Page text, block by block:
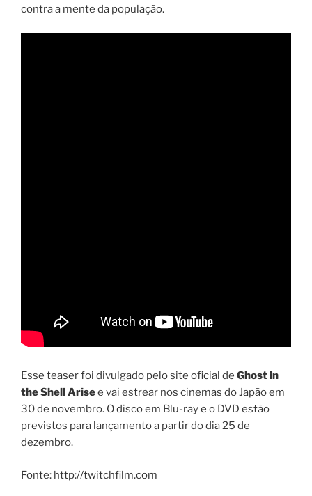
contra a mente da população.
Esse teaser foi divulgado pelo site oficial de Ghost in
the Shell Arisee vai estrear nos cinemas do Japão em
30 de novembro. O disco em Blu-ray e o DVD estão
previstos para lançamento a partir do dia 25 de
dezembro.
Fonte: http://twitchfilm.com